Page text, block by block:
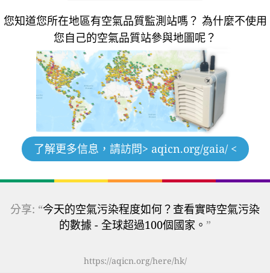
您知道您所在地區有空氣品質監測站嗎？ 為什麼不使用
您自己的空氣品質站參與地圖呢？
了解更多信息，請訪問> aqicn.org/gaia/ <
分享: “今天的空氣污染程度如何？查看實時空氣污染
的數據 - 全球超過100個國家。 ”
https://aqicn.org/here/hk/